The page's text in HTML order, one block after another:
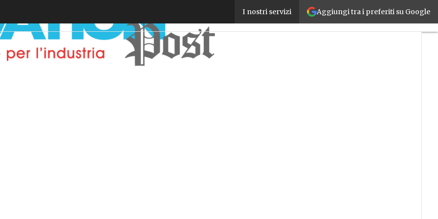
Aggiungi tra i preferiti su Google
I nostri servizi
Design Thinking, un approccio alternativo